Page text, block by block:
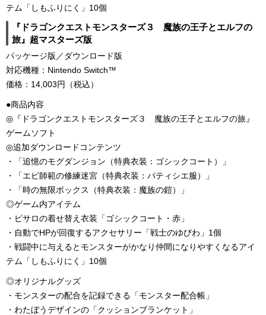
テム「しもふりにく」10個
『ドラゴンクエストモンスターズ３ 魔族の王子とエルフの
旅』超マスターズ版
パッケージ版／ダウンロード版
対応機種：Nintendo Switch™
価格：14,003円（税込）
●商品内容
◎『ドラゴンクエストモンスターズ３ 魔族の王子とエルフの旅』
ゲームソフト
◎追加ダウンロードコンテンツ
・「追憶のモグダンジョン（特典衣装：ゴシックコート）」
・「エビ師範の修練迷宮（特典衣装：パティシエ服）」
・「時の無限ボックス（特典衣装：魔族の鎧）」
◎ゲーム内アイテム
・ピサロの着せ替え衣装「ゴシックコート・赤」
・自動でHPが回復するアクセサリー「戦士のゆびわ」1個
・戦闘中に与えるとモンスターがかなり仲間になりやすくなるアイ
テム「しもふりにく」10個
◎オリジナルグッズ
・モンスターの配合を記録できる「モンスター配合帳」
・わたぼうデザインの「クッションブランケット」